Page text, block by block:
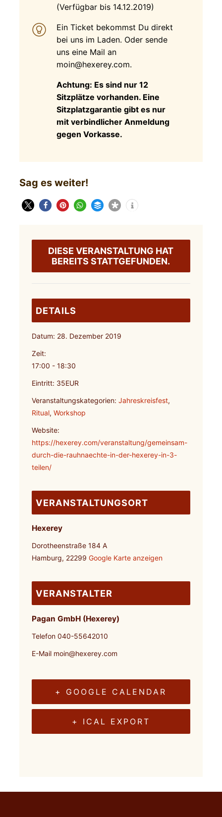
(Verfügbar bis 14.12.2019)
Ein Ticket bekommst Du direkt
bei uns im Laden. Oder sende
uns eine Mail an
moin@hexerey.com.
Achtung: Es sind nur 12
Sitzplätze vorhanden. Eine
Sitzplatzgarantie gibt es nur
mit verbindlicher Anmeldung
gegen Vorkasse.
Sag es weiter!
DIESE VERANSTALTUNG HAT
BEREITS STATTGEFUNDEN.
DETAILS
Datum: 28. Dezember 2019
Zeit:
17:00 - 18:30
Eintritt: 35EUR
Veranstaltungskategorien: Jahreskreisfest,
Ritual,Workshop
Website:
https://hexerey.com/veranstaltung/gemeinsam-
durch-die-rauhnaechte-in-der-hexerey-in-3-
teilen/
VERANSTALTUNGSORT
Hexerey
Dorotheenstraße 184 A
Hamburg, 22299 Google Karte anzeigen
VERANSTALTER
Pagan GmbH (Hexerey)
Telefon040-55642010
E-Mail moin@hexerey.com
+ GOOGLE CALENDAR
+ ICAL EXPORT